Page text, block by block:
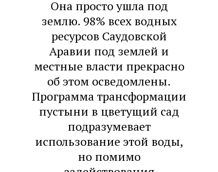
Она просто ушла под
землю. 98% всех водных
ресурсов Саудовской
Аравии под землей и
местные власти прекрасно
об этом осведомлены.
Программа трансформации
пустыни в цветущий сад
подразумевает
использование этой воды,
но помимо